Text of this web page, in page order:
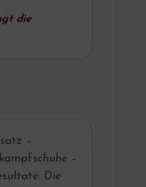
die
–
–
Die